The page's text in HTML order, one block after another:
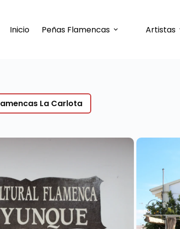
Inicio Peñas Flamencas Artistas
La Carlota